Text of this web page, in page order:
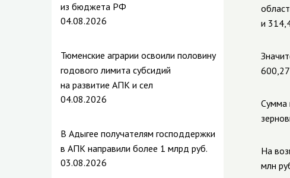
из бюджета РФ
04.08.2026
Тюменские аграрии освоили половину
годового лимита субсидий
на развитие АПК и сел
04.08.2026
В Адыгее получателям господдержки
в АПК направили более 1 млрд руб.
03.08.2026
и
Сумма
На
млн